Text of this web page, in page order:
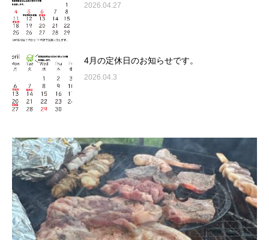
2026.04.27
4月の定休日のお知らせです。
2026.04.3